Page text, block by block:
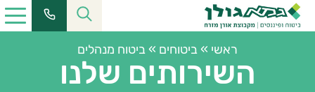
ראשי »ביטוחים »ביטוח מנהלים
השירותים שלנו